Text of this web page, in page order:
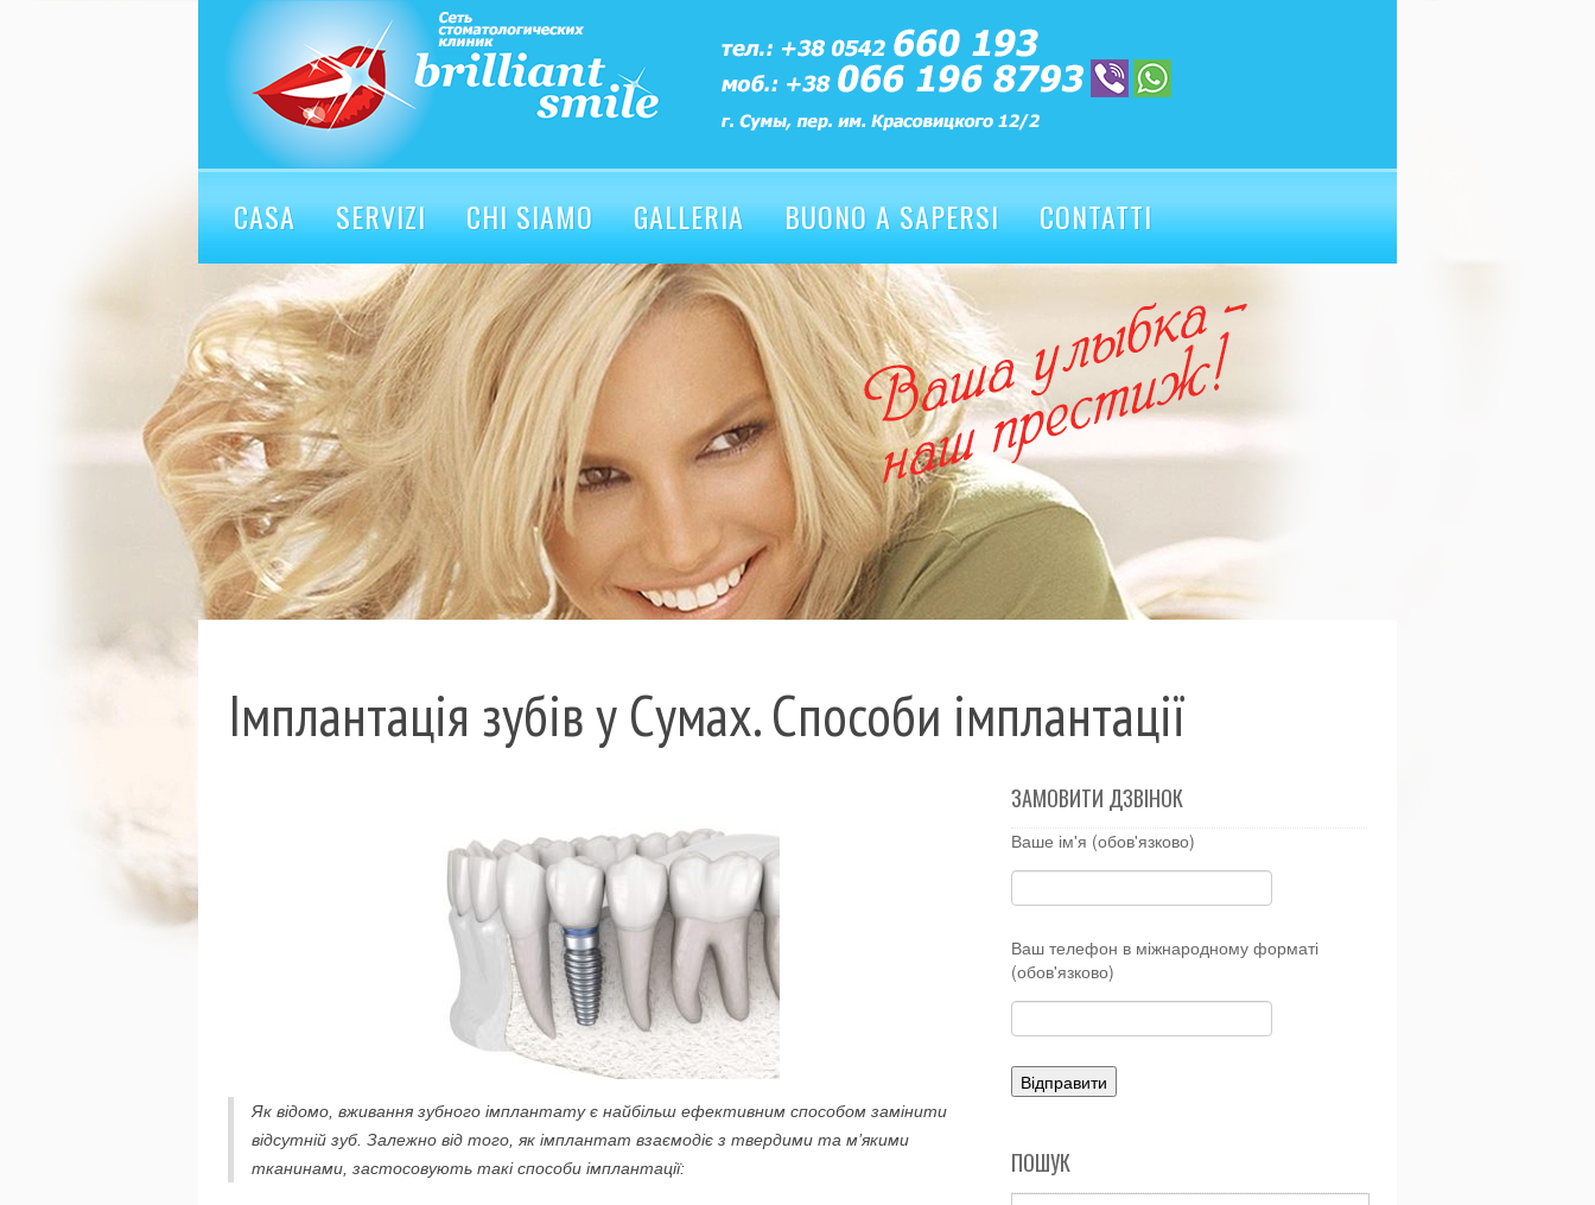
CASA SERVIZI CHI SIAMO GALLERIA BUONO A SAPERSI CONTATTI
Імплантація зубів у Сумах. Способи імплантації
Як відомо, вживання зубного імплантату є найбільш ефективним способом замінити
відсутній зуб. Залежно від того, як імплантат взаємодіє з твердими та м’якими
тканинами, застосовують такі способи імплантації:
ЗАМОВИТИ ДЗВІНОК
Ваше ім'я (обов'язково)
Ваш телефон в міжнародному форматі
(обов'язково)
ПОШУК